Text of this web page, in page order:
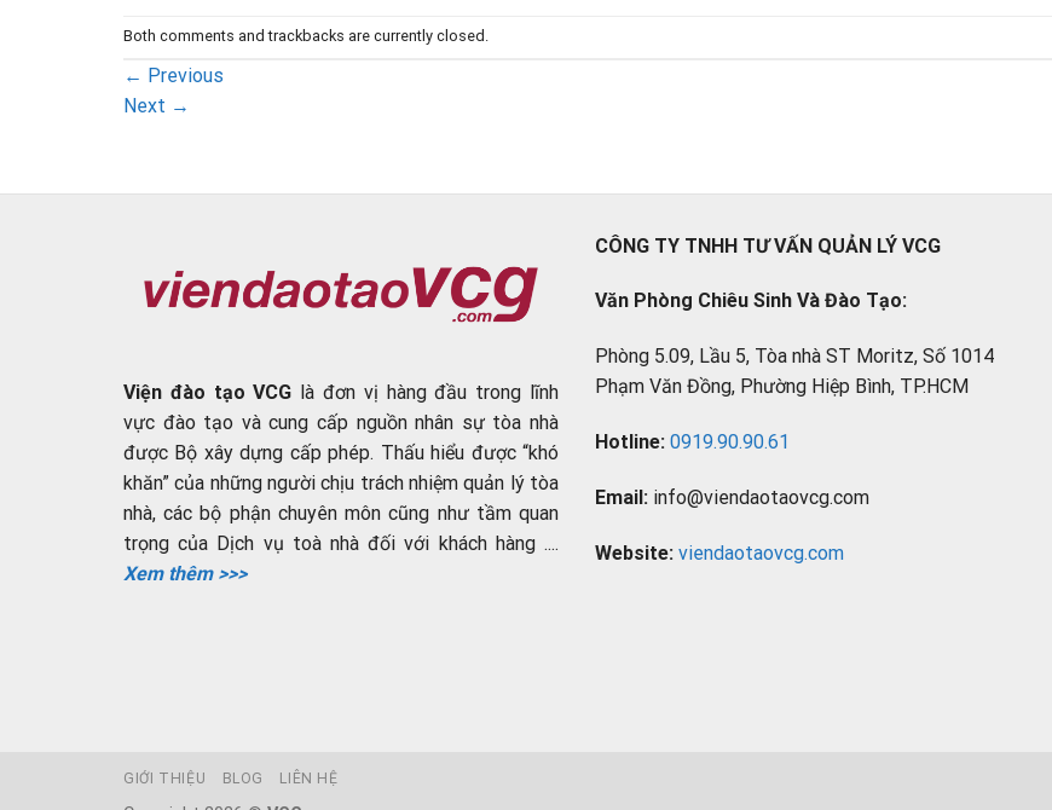
Both comments and trackbacks are currently closed.
← Previous
Next →
Viện đào tạo VCG là đơn vị hàng đầu trong lĩnh
vực đào tạo và cung cấp nguồn nhân sự tòa nhà
được Bộ xây dựng cấp phép. Thấu hiểu được “khó
khăn” của những người chịu trách nhiệm quản lý tòa
nhà, các bộ phận chuyên môn cũng như tầm quan
trọng của Dịch vụ toà nhà đối với khách hàng ....
Xem thêm >>>
CÔNG TY TNHH TƯ VẤN QUẢN LÝ VCG
Văn Phòng Chiêu Sinh Và Đào Tạo:
Phòng 5.09, Lầu 5, Tòa nhà ST Moritz, Số 1014
Phạm Văn Đồng, Phường Hiệp Bình, TP.HCM
Hotline: 0919.90.90.61
Email: info@viendaotaovcg.com
Website: viendaotaovcg.com
GIỚI THIỆU BLOG LIÊN HỆ